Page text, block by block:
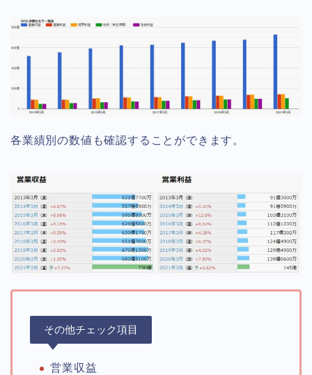
各業績別の数値も確認することができます。
その他チェック項目
営業収益